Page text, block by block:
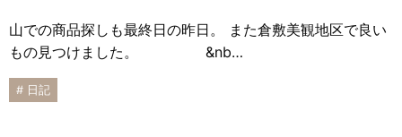
山での商品探しも最終日の昨日。 また倉敷美観地区で良い
もの見つけました。 &nb…
# 日記